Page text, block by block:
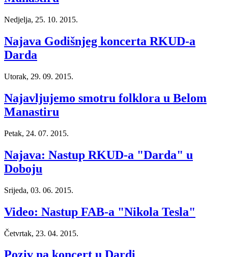
Nedjelja, 25. 10. 2015.
Najava Godišnjeg koncerta RKUD-a
Darda
Utorak, 29. 09. 2015.
Najavljujemo smotru folklora u Belom
Manastiru
Petak, 24. 07. 2015.
Najava: Nastup RKUD-a "Darda" u
Doboju
Srijeda, 03. 06. 2015.
Video: Nastup FAB-a "Nikola Tesla"
Četvrtak, 23. 04. 2015.